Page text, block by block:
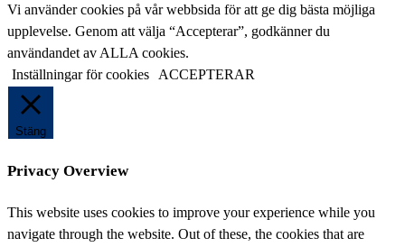
på
denna
webbplats
Vi använder cookies på vår webbsida för att ge dig bästa möjliga
upplevelse. Genom att välja “Accepterar”, godkänner du
användandet av ALLA cookies.
Inställningar för cookies
ACCEPTERAR
Stäng
Privacy Overview
This website uses cookies to improve your experience while you
navigate through the website. Out of these, the cookies that are